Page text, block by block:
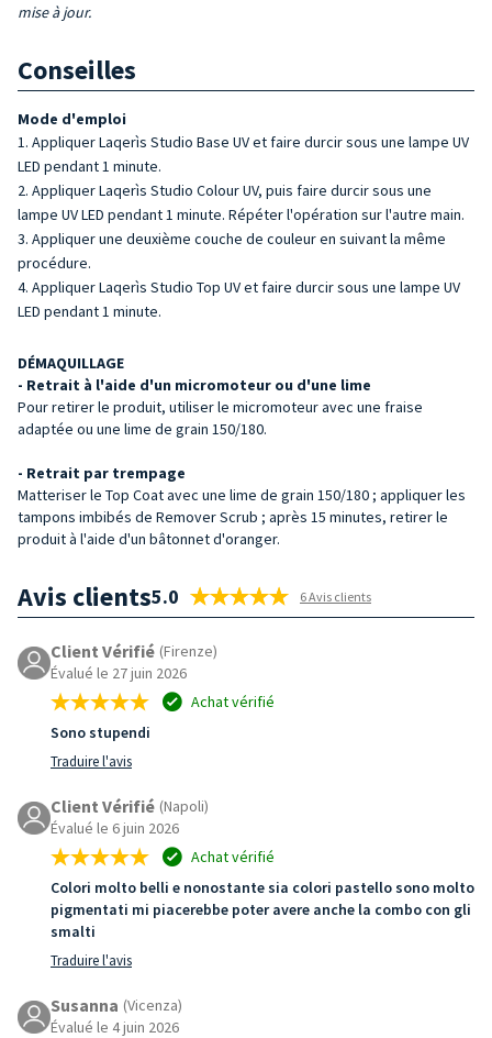
mise à jour.
Conseilles
Mode d'emploi
Appliquer Laqerìs Studio Base UV et faire durcir sous une lampe UV
LED pendant 1 minute.
Appliquer Laqerìs Studio Colour UV, puis faire durcir sous une
lampe UV LED pendant 1 minute. Répéter l'opération sur l'autre main.
Appliquer une deuxième couche de couleur en suivant la même
procédure.
Appliquer Laqerìs Studio Top UV et faire durcir sous une lampe UV
LED pendant 1 minute.
DÉMAQUILLAGE
- Retrait à l'aide d'un micromoteur ou d'une lime
Pour retirer le produit, utiliser le micromoteur avec une fraise
adaptée ou une lime de grain 150/180.
- Retrait par trempage
Matteriser le Top Coat avec une lime de grain 150/180 ; appliquer les
tampons imbibés de Remover Scrub ; après 15 minutes, retirer le
produit à l'aide d'un bâtonnet d'oranger.
Avis clients5.0 6 Avis clients
Client Vérifié (Firenze)
Évalué le 27 juin 2026
Achat vérifié
Sono stupendi
Traduire l'avis
Client Vérifié (Napoli)
Évalué le 6 juin 2026
Achat vérifié
Colori molto belli e nonostante sia colori pastello sono molto
pigmentati mi piacerebbe poter avere anche la combo con gli
smalti
Traduire l'avis
Susanna (Vicenza)
Évalué le 4 juin 2026